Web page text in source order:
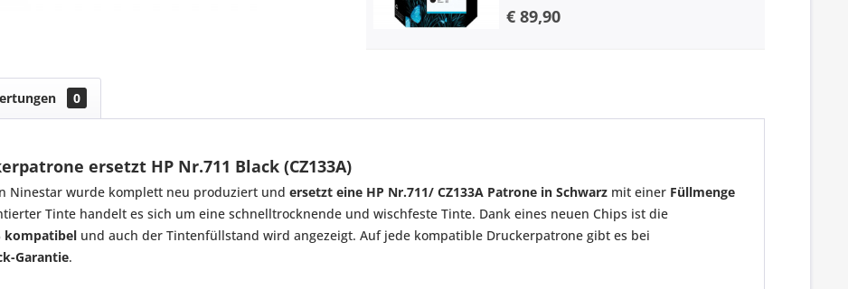
€ 89,90
0
ersetzt HP Nr.711 Black (CZ133A)
Ninestar wurde komplett neu produziert und ersetzt eine HP Nr.711/ CZ133A Patrone in Schwarz mit einer Füllmenge
Tinte handelt es sich um eine schnelltrocknende und wischfeste Tinte. Dank eines neuen Chips ist die
kompatibel und auch der Tintenfüllstand wird angezeigt. Auf jede kompatible Druckerpatrone gibt es bei
Garantie.